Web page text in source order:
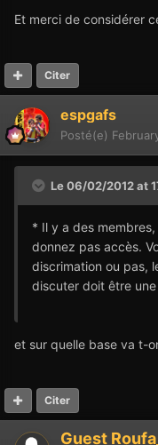
Et merci de considérer
Citer
espgafs
Posté(e)
Le 06/02/2012 at
* Il y a des
donnez pas accès.
discrimation ou pas,
discuter doit être
et sur quelle base va t-
Citer
Guest